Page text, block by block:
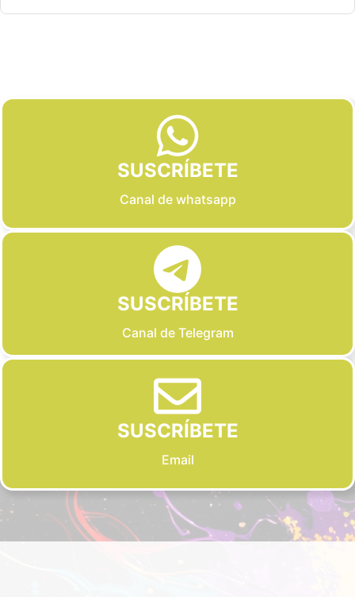
SUSCRÍBETE
Canal de whatsapp
SUSCRÍBETE
Canal de Telegram
SUSCRÍBETE
Email